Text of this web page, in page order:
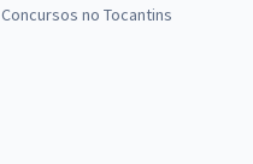
Concursos no Tocantins